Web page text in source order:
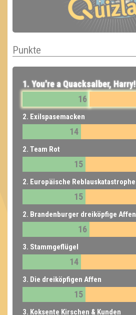
Punkte
1. You're a Quacksalber, Harry!
16
2. Exilspasemacken
14
2. Team Rot
15
2. Europäische Reblauskatastrophe
15
2. Brandenburger dreiköpfige Affen
16
3. Stammgeflügel
14
3. Die dreiköpfigen Affen
15
3. Koksente Kirschen & Kunden